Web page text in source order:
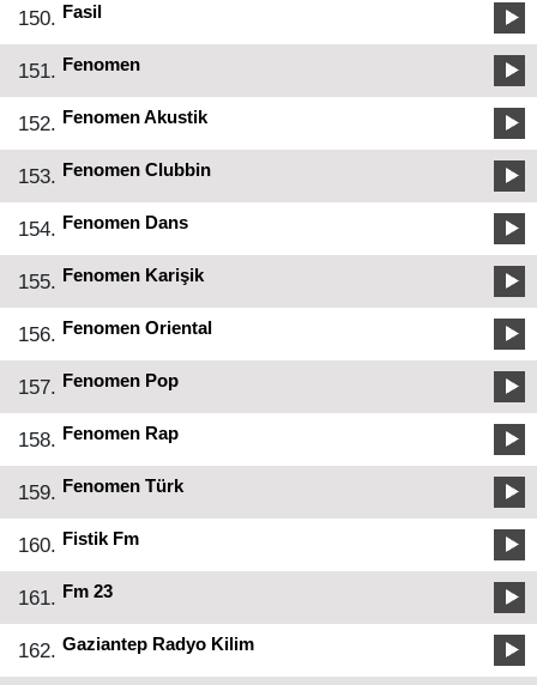
150. Fasil
151. Fenomen
152. Fenomen Akustik
153. Fenomen Clubbin
154. Fenomen Dans
155. Fenomen Karişik
156. Fenomen Oriental
157. Fenomen Pop
158. Fenomen Rap
159. Fenomen Türk
160. Fistik Fm
161. Fm 23
162. Gaziantep Radyo Kilim